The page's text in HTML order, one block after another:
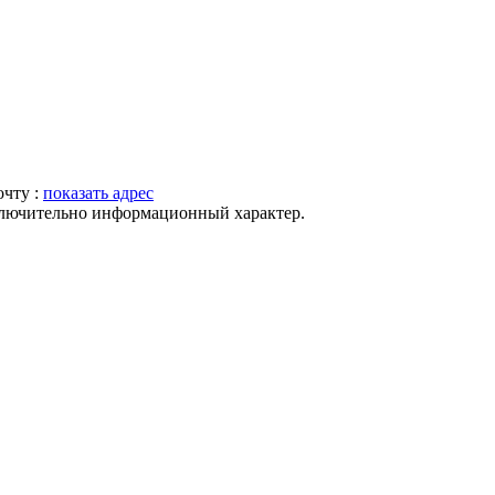
: показать адрес
информационный характер.